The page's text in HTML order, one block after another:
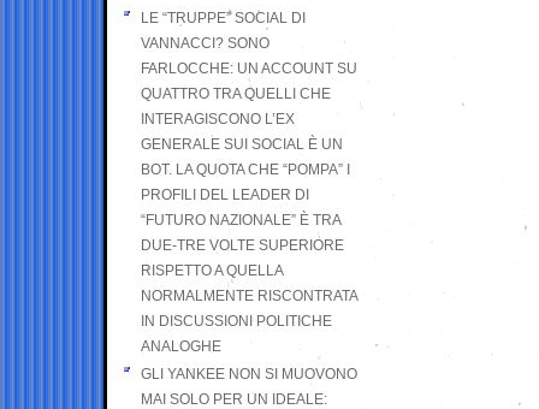
LE “TRUPPE” SOCIAL DI
VANNACCI? SONO
FARLOCCHE: UN ACCOUNT SU
QUATTRO TRA QUELLI CHE
INTERAGISCONO L’EX
GENERALE SUI SOCIAL È UN
BOT. LA QUOTA CHE “POMPA” I
PROFILI DEL LEADER DI
“FUTURO NAZIONALE” È TRA
DUE-TRE VOLTE SUPERIORE
RISPETTO A QUELLA
NORMALMENTE RISCONTRATA
IN DISCUSSIONI POLITICHE
ANALOGHE
GLI YANKEE NON SI MUOVONO
MAI SOLO PER UN IDEALE: